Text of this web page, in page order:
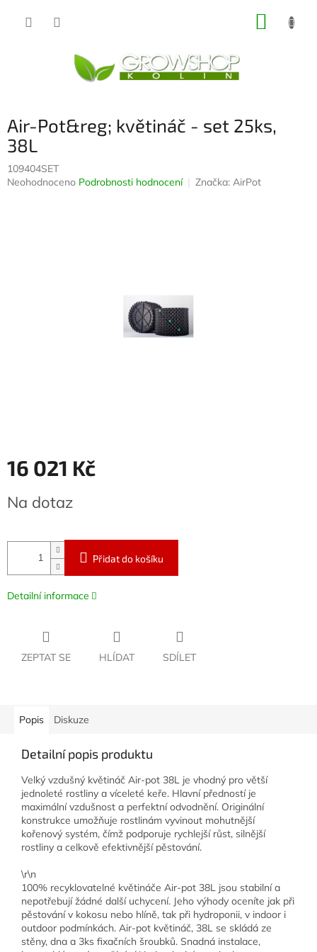
Air-Pot&reg; květináč - set 25ks,
38L
109404SET
Průměrné
Neohodnoceno Podrobnosti hodnocení Značka: AirPot
16 021 Kč
cena:
Na dotaz
Přidat do košíku
Detailní informace
ZEPTAT SE HLÍDAT SDÍLET
Popis Diskuze
Detailní popis produktu
Velký vzdušný květináč Air-pot 38L je vhodný pro větší
jednoleté rostliny a víceleté keře. Hlavní předností je
maximální vzdušnost a perfektní odvodnění. Originální
konstrukce umožňuje rostlinám vyvinout mohutnější
kořenový systém, čímž podporuje rychlejší růst, silnější
rostliny a celkově efektivnější pěstování.
\r\n
100% recyklovatelné květináče Air-pot 38L jsou stabilní a
nepotřebují žádné další uchycení. Jeho výhody oceníte jak při
pěstování v kokosu nebo hlíně, tak při hydroponii, v indoor i
outdoor podmínkách. Air-pot květináč, 38L se skládá ze
stěny, dna a 3ks fixačních šroubků. Snadná instalace,